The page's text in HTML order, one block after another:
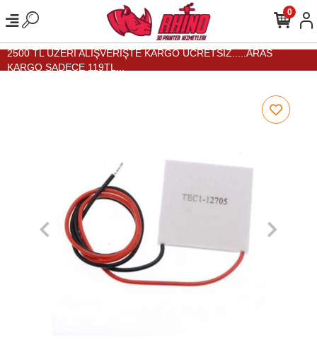
2500 TL ÜZERİ ALIŞVERİŞTE KARGO ÜCRETSİZ.....ARAS
KARGO SADECE 119TL...
0